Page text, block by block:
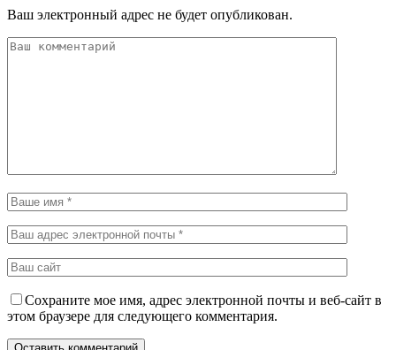
Ваш электронный адрес не будет опубликован.
Сохраните мое имя, адрес электронной почты и веб-сайт в
этом браузере для следующего комментария.